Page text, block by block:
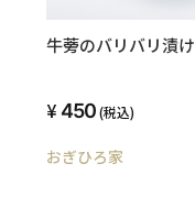
牛蒡のバリバリ漬け
450(税込)
おぎひろ家